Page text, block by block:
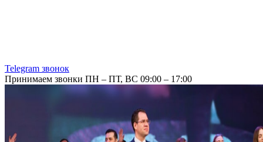
Telegram звонок
Принимаем звонки ПН – ПТ, ВС 09:00 – 17:00